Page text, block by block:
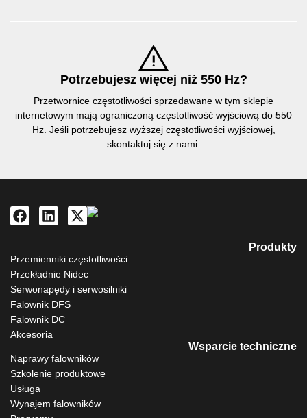
Potrzebujesz więcej niż 550 Hz?
Przetwornice częstotliwości sprzedawane w tym sklepie
internetowym mają ograniczoną częstotliwość wyjściową do 550
Hz. Jeśli potrzebujesz wyższej częstotliwości wyjściowej,
skontaktuj się z nami.
Produkty
Przemienniki częstotliwości
Przekładnie Nidec
Serwonapędy i serwosilniki
Falownik DFS
Falownik DC
Akcesoria
Wsparcie techniczne
Naprawy falowników
Szkolenie produktowe
Usługa
Wynajem falowników